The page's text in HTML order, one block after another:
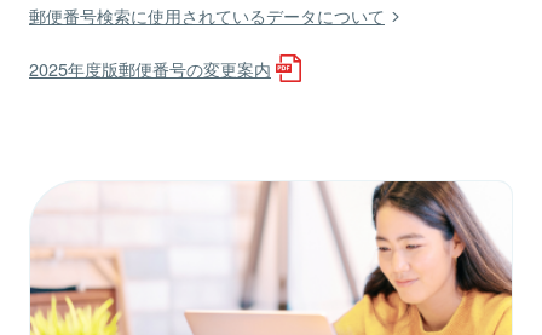
郵便番号検索に使用されているデータについて
2025年度版郵便番号の変更案内